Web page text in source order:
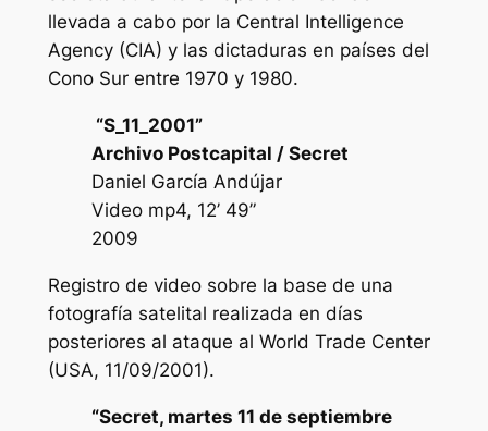
llevada a cabo por la Central Intelligence
Agency (CIA) y las dictaduras en países del
Cono Sur entre 1970 y 1980.
“S_11_2001”
Archivo Postcapital / Secret
Daniel García Andújar
Video mp4, 12’ 49”
2009
Registro de video sobre la base de una
fotografía satelital realizada en días
posteriores al ataque al World Trade Center
(USA, 11/09/2001).
“Secret, martes 11 de septiembre